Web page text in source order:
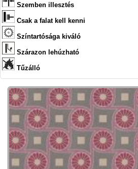
Szemben illesztés
Csak a falat kell kenni
Színtartósága kiváló
Szárazon lehúzható
Tűzálló